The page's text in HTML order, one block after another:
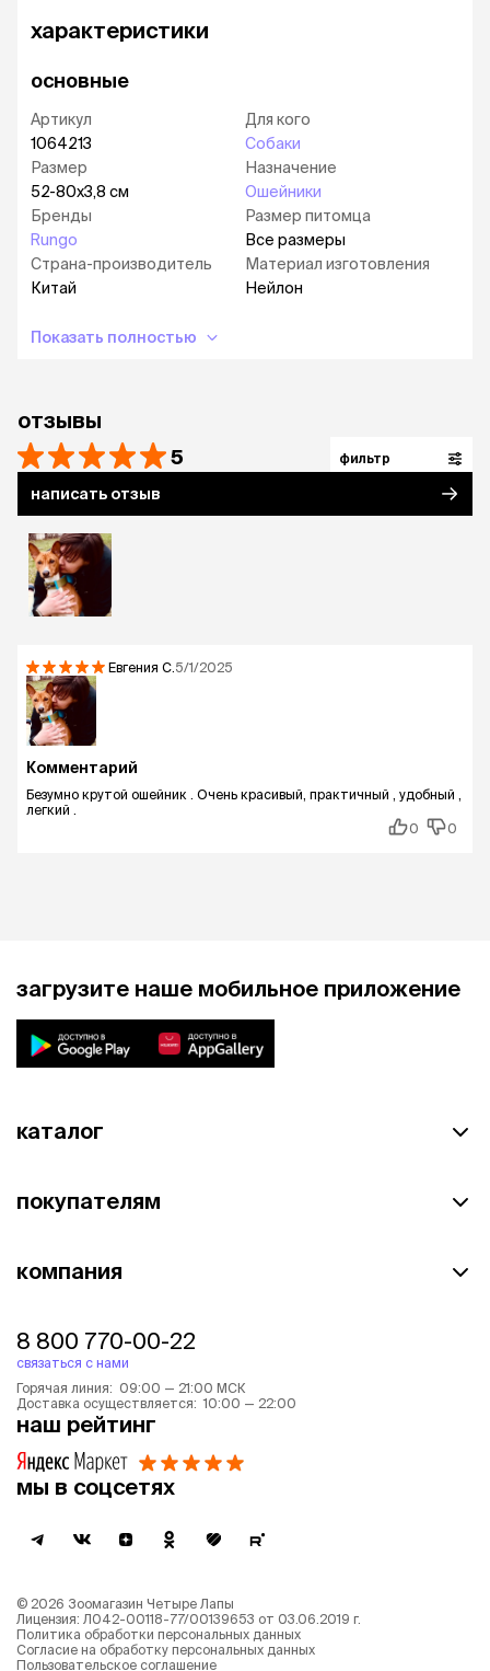
характеристики
основные
Артикул
1064213
Размер
52-80x3,8 см
Бренды
Rungo
Страна-производитель
Китай
Для кого
Собаки
Назначение
Ошейники
Размер питомца
Все размеры
Материал изготовления
Нейлон
Показать полностью
отзывы
5 фильтр
написать отзыв
Евгения С. 5/1/2025
Комментарий
Безумно крутой ошейник . Очень красивый, практичный , удобный ,
легкий .
0
0
загрузите наше мобильное приложение
каталог
покупателям
компания
8 800 770-00-22
связаться с нами
Горячая линия: 09:00 — 21:00 МСК
Доставка осуществляется: 10:00 — 22:00
наш рейтинг
мы в соцсетях
© 2026 Зоомагазин Четыре Лапы
Лицензия: Л042-00118-77/00139653 от 03.06.2019 г.
Политика обработки персональных данных
Согласие на обработку персональных данных
Пользовательское соглашение